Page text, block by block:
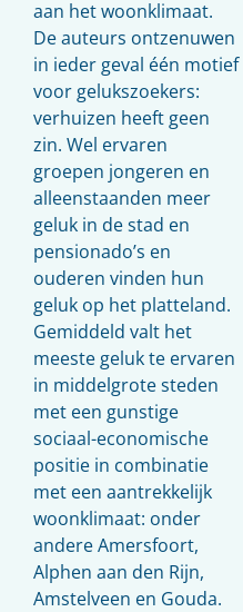
aan het woonklimaat.
De auteurs ontzenuwen
in ieder geval één motief
voor gelukszoekers:
verhuizen heeft geen
zin. Wel ervaren
groepen jongeren en
alleenstaanden meer
geluk in de stad en
pensionado’s en
ouderen vinden hun
geluk op het platteland.
Gemiddeld valt het
meeste geluk te ervaren
in middelgrote steden
met een gunstige
sociaal-economische
positie in combinatie
met een aantrekkelijk
woonklimaat: onder
andere Amersfoort,
Alphen aan den Rijn,
Amstelveen en Gouda.